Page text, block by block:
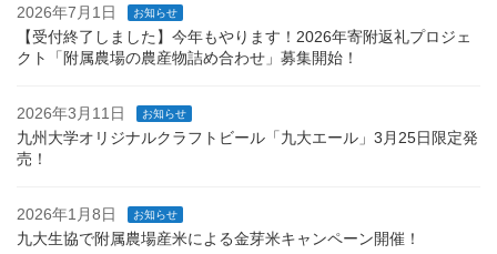
2026年7月1日 お知らせ
【受付終了しました】今年もやります！2026年寄附返礼プロジェ
クト「附属農場の農産物詰め合わせ」募集開始！
2026年3月11日 お知らせ
九州大学オリジナルクラフトビール「九大エール」3月25日限定発
売！
2026年1月8日 お知らせ
九大生協で附属農場産米による金芽米キャンペーン開催！